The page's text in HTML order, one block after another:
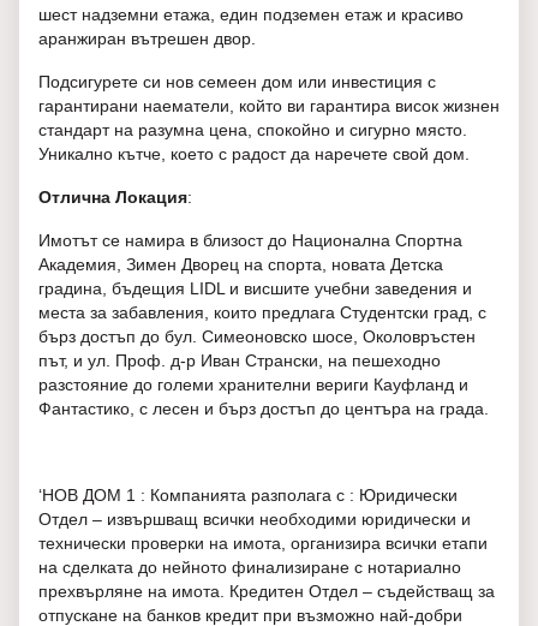
шест надземни етажа, един подземен етаж и красиво
аранжиран вътрешен двор.
Подсигурете си нов семеен дом или инвестиция с
гарантирани наематели, който ви гарантира висок жизнен
стандарт на разумна цена, спокойно и сигурно място.
Уникално кътче, което с радост да наречете свой дом.
Отлична Локация:
Имотът се намира в близост до Национална Спортна
Академия, Зимен Дворец на спорта, новата Детска
градина, бъдещия LIDL и висшите учебни заведения и
места за забавления, които предлага Студентски град, с
бърз достъп до бул. Симеоновско шосе, Околовръстен
път, и ул. Проф. д-р Иван Странски, на пешеходно
разстояние до големи хранителни вериги Кауфланд и
Фантастико, с лесен и бърз достъп до центъра на града.
‘НОВ ДОМ 1 : Компанията разполага с : Юридически
Отдел – извършващ всички необходими юридически и
технически проверки на имота, организира всички етапи
на сделката до нейното финализиране с нотариално
прехвърляне на имота. Кредитен Отдел – съдействащ за
отпускане на банков кредит при възможно най-добри